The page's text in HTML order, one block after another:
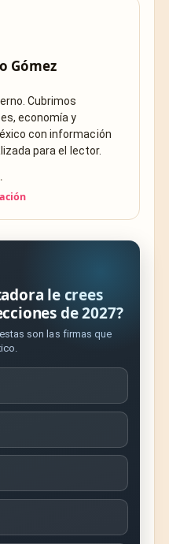
Gómez
Cubrimos
economía y
con información
para el lector.
·
le crees
de 2027?
son las firmas que